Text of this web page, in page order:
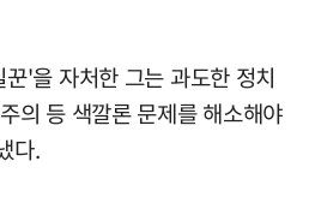
'을 자처한 그는 과도한 정치
의 등 색깔론 문제를 해소해야
다.